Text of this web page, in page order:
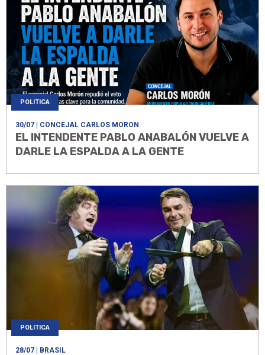
POLITICA
30/07 | CONCEJAL CARLOS MORON
EL INTENDENTE PABLO ANABALÓN VUELVE A
DARLE LA ESPALDA A LA GENTE
POLITICA
28/07 | BRASIL